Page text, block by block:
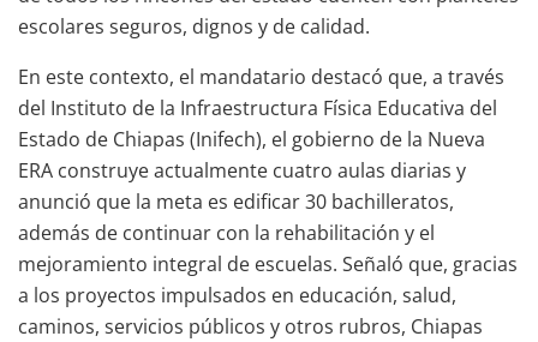
escolares seguros, dignos y de calidad.
En este contexto, el mandatario destacó que, a través
del Instituto de la Infraestructura Física Educativa del
Estado de Chiapas (Inifech), el gobierno de la Nueva
ERA construye actualmente cuatro aulas diarias y
anunció que la meta es edificar 30 bachilleratos,
además de continuar con la rehabilitación y el
mejoramiento integral de escuelas. Señaló que, gracias
a los proyectos impulsados en educación, salud,
caminos, servicios públicos y otros rubros, Chiapas